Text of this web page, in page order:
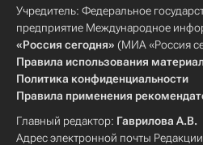
Учредитель: Федеральное
предприятие Международное
«Россия сегодня» (МИА «Россия
Правила использования
Политика конфиденциальности
Правила применения
Главный редактор: Гаврилова А.В.
Адрес электронной почты